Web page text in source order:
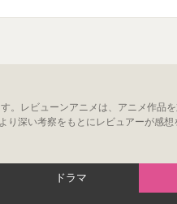
。レビューンアニメは、アニメ作品
り深い考察をもとにレビュアーが感
ドラマ